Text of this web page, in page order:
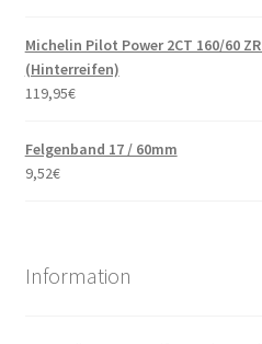
Michelin Pilot Power 2CT 160/60
(Hinterreifen)
119,95€
Felgenband 17 / 60mm
9,52€
Information